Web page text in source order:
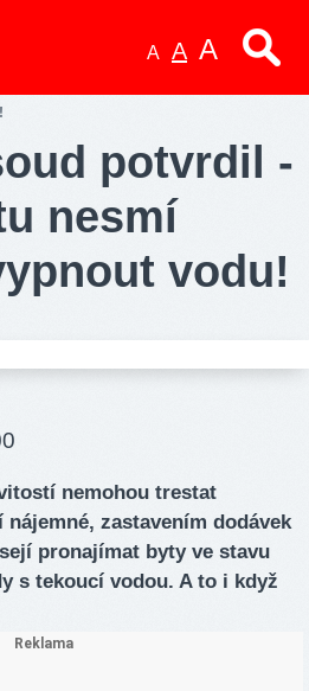
A A A
potvrdil -
nesmí
vodu!
nemohou trestat
zastavením dodávek
pronajímat byty ve stavu
s tekoucí vodou. A to i když